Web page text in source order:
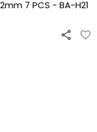
7 PCS - BA-H21